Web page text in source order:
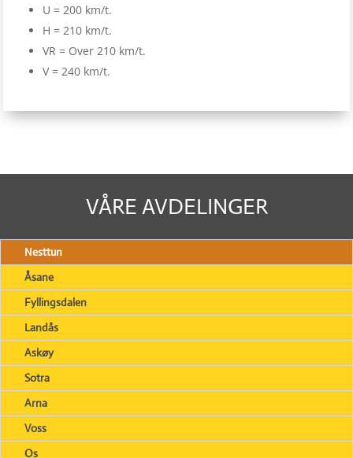
U = 200 km/t.
H = 210 km/t.
VR = Over 210 km/t.
V = 240 km/t.
VÅRE AVDELINGER
Nesttun
Åsane
Fyllingsdalen
Landås
Askøy
Sotra
Arna
Voss
Os